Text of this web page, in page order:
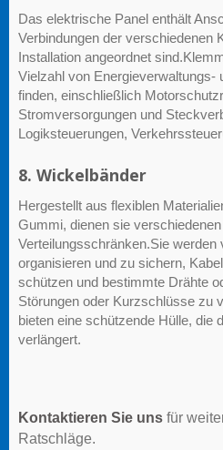
Das elektrische Panel enthält
Verbindungen der verschiedenen
Installation angeordnet
Vielzahl von Energieverwaltungs-
finden, einschließlich
Stromversorgungen und
Logiksteuerungen,
8. Wickelbänder
Hergestellt aus flexiblen
Gummi, dienen sie
Verteilungsschränken.Sie
organisieren und zu sichern,
schützen und bestimmte Drähte
Störungen oder Kurzschlüsse zu
bieten eine schützende Hülle, die
verlängert.
Kontaktieren Sie uns für
Ratschläge.